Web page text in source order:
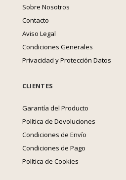
Sobre Nosotros
Contacto
Aviso Legal
Condiciones Generales
Privacidad y Protección Datos
CLIENTES
Garantía del Producto
Política de Devoluciones
Condiciones de Envío
Condiciones de Pago
Política de Cookies